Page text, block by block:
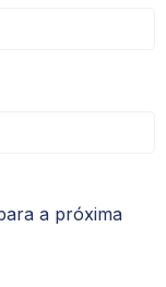
a próxima